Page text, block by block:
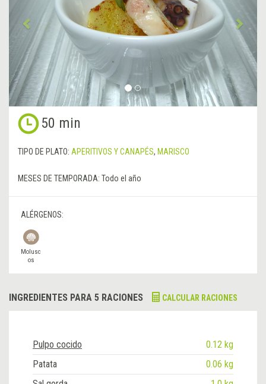
50 min
TIPO DE PLATO: APERITIVOS Y CANAPÉS, MARISCO
MESES DE TEMPORADA: Todo el año
ALÉRGENOS:
Molusc
os
INGREDIENTES PARA 5 RACIONES CALCULAR RACIONES
Pulpo cocido
0.12 kg
Patata
0.06 kg